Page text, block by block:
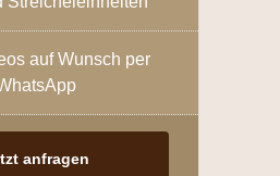
auf Wunsch per
anfragen